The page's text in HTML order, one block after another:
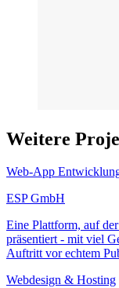
Weitere
Web-App
ESP GmbH
Eine Plattform, auf
präsentiert - mit viel
Auftritt vor echtem
Webdesign & Hosting